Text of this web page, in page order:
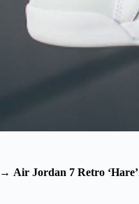
→ Air Jordan 7 Retro ‘Hare’